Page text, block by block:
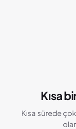
Kısa
Kısa sürede